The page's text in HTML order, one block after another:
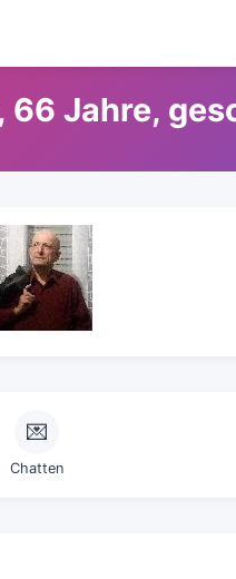
66 Jahre,
💌
Chatten